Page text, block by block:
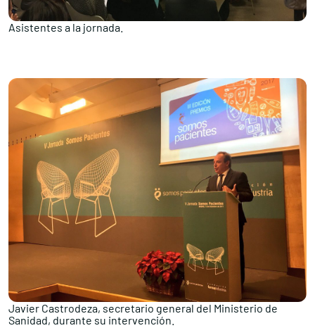
Asistentes a la jornada.
Javier Castrodeza, secretario general del Ministerio de
Sanidad, durante su intervención.